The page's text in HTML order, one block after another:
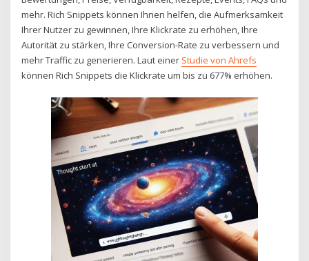
mehr. Rich Snippets können Ihnen helfen, die Aufmerksamkeit
Ihrer Nutzer zu gewinnen, Ihre Klickrate zu erhöhen, Ihre
Autorität zu stärken, Ihre Conversion-Rate zu verbessern und
mehr Traffic zu generieren. Laut einer Studie von Ahrefs
können Rich Snippets die Klickrate um bis zu 677% erhöhen.